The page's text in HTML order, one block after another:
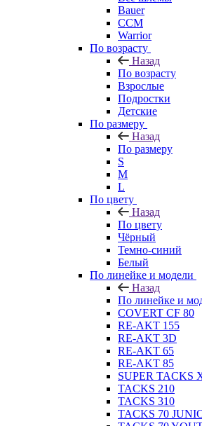
Bauer
CCM
Warrior
По возрасту
Назад
По возрасту
Взрослые
Подростки
Детские
По размеру
Назад
По размеру
S
M
L
По цвету
Назад
По цвету
Чёрный
Темно-синий
Белый
По линейке и модели
Назад
По линейке и
COVERT CF 80
RE-AKT 155
RE-AKT 3D
RE-AKT 65
RE-AKT 85
SUPER TACKS
TACKS 210
TACKS 310
TACKS 70